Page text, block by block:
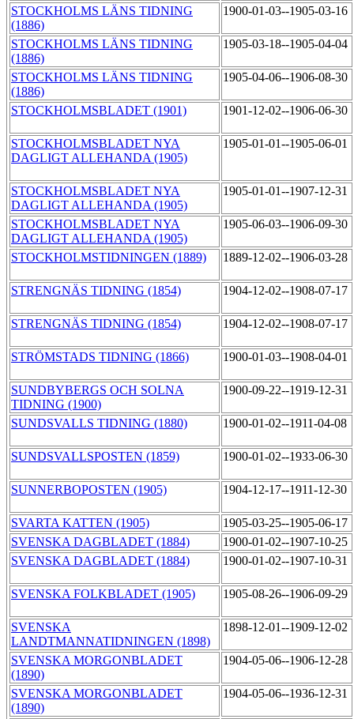
STOCKHOLMS LÄNS TIDNING
(1886)
1900-01-03--1905-03-16
STOCKHOLMS LÄNS TIDNING
(1886)
1905-03-18--1905-04-04
STOCKHOLMS LÄNS TIDNING
(1886)
1905-04-06--1906-08-30
STOCKHOLMSBLADET (1901) 1901-12-02--1906-06-30
STOCKHOLMSBLADET NYA
DAGLIGT ALLEHANDA (1905)
1905-01-01--1905-06-01
STOCKHOLMSBLADET NYA
DAGLIGT ALLEHANDA (1905)
1905-01-01--1907-12-31
STOCKHOLMSBLADET NYA
DAGLIGT ALLEHANDA (1905)
1905-06-03--1906-09-30
STOCKHOLMSTIDNINGEN (1889) 1889-12-02--1906-03-28
STRENGNÄS TIDNING (1854) 1904-12-02--1908-07-17
STRENGNÄS TIDNING (1854) 1904-12-02--1908-07-17
STRÖMSTADS TIDNING (1866) 1900-01-03--1908-04-01
SUNDBYBERGS OCH SOLNA
TIDNING (1900)
1900-09-22--1919-12-31
SUNDSVALLS TIDNING (1880) 1900-01-02--1911-04-08
SUNDSVALLSPOSTEN (1859) 1900-01-02--1933-06-30
SUNNERBOPOSTEN (1905) 1904-12-17--1911-12-30
SVARTA KATTEN (1905)
1905-03-25--1905-06-17
SVENSKA DAGBLADET (1884)
1900-01-02--1907-10-25
SVENSKA DAGBLADET (1884)
1900-01-02--1907-10-31
SVENSKA FOLKBLADET (1905) 1905-08-26--1906-09-29
SVENSKA
LANDTMANNATIDNINGEN (1898)
1898-12-01--1909-12-02
SVENSKA MORGONBLADET
(1890)
1904-05-06--1906-12-28
SVENSKA MORGONBLADET
(1890)
1904-05-06--1936-12-31